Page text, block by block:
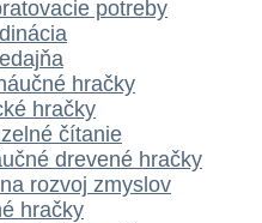
potreby
hračky
hračky
čítanie
drevené hračky
rozvoj zmyslov
hračky